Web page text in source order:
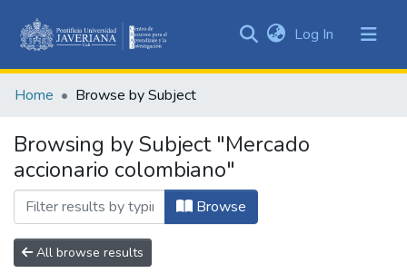
&
All of DSpace
Log In (current)
Home Browse by Subject
Browsing by Subject "Mercado
accionario colombiano"
Browse
All browse results